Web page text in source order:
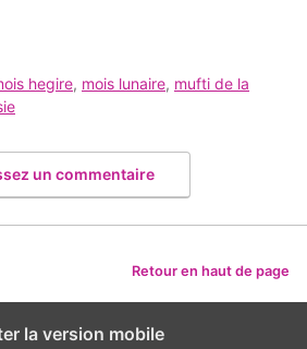
hegire, mois lunaire, mufti de la
un commentaire
Retour en haut de page
la version mobile